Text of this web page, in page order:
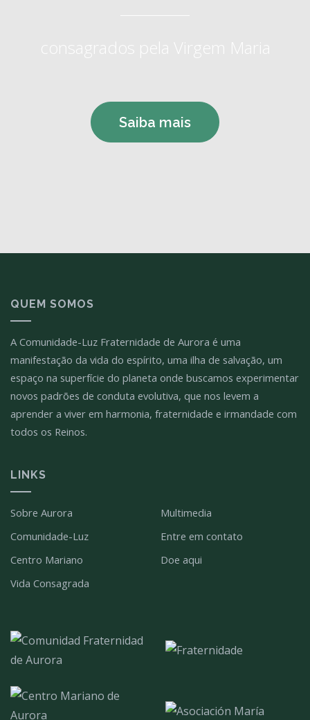
consagrados pela Virgem Maria
Saiba mais
QUEM SOMOS
A Comunidade-Luz Fraternidade de Aurora é uma
manifestação da vida do espírito, uma ilha de salvação, um
espaço na superfície do planeta onde buscamos experimentar
novos padrões de conduta evolutiva, que nos levem a
aprender a viver em harmonia, fraternidade e irmandade com
todos os Reinos.
LINKS
Sobre Aurora
Comunidade-Luz
Centro Mariano
Vida Consagrada
Multimedia
Entre em contato
Doe aqui